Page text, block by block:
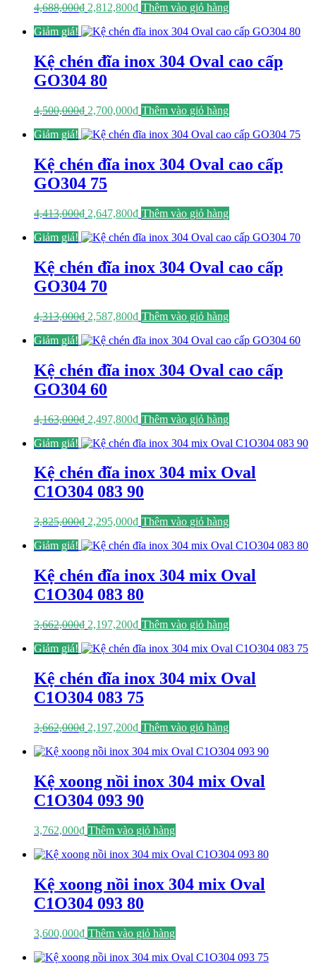
4,688,000₫ Giá
là:
2,812,800₫Giá
tại
2,812,800₫.
Thêm vào giỏ hàng
Giảm giá!
Kệ chén đĩa inox 304 Oval cao cấp
GO304 80
4,500,000₫ Giá
là:
2,700,000₫Giá
tại
2,700,000₫.
Thêm vào giỏ hàng
Giảm giá!
Kệ chén đĩa inox 304 Oval cao cấp
GO304 75
4,413,000₫ Giá
là:
2,647,800₫Giá
tại
2,647,800₫.
Thêm vào giỏ hàng
Giảm giá!
Kệ chén đĩa inox 304 Oval cao cấp
GO304 70
4,313,000₫ Giá
là:
2,587,800₫Giá
tại
2,587,800₫.
Thêm vào giỏ hàng
Giảm giá!
Kệ chén đĩa inox 304 Oval cao cấp
GO304 60
4,163,000₫ Giá
là:
2,497,800₫Giá
tại
2,497,800₫.
Thêm vào giỏ hàng
Giảm giá!
Kệ chén đĩa inox 304 mix Oval
C1O304 083 90
3,825,000₫ Giá
là:
2,295,000₫Giá
tại
2,295,000₫.
Thêm vào giỏ hàng
Giảm giá!
Kệ chén đĩa inox 304 mix Oval
C1O304 083 80
3,662,000₫ Giá
là:
2,197,200₫Giá
tại
2,197,200₫.
Thêm vào giỏ hàng
Giảm giá!
Kệ chén đĩa inox 304 mix Oval
C1O304 083 75
3,662,000₫ Giá
là:
2,197,200₫Giá
tại
2,197,200₫.
Thêm vào giỏ hàng
Kệ xoong nồi inox 304 mix Oval
C1O304 093 90
3,762,000₫ Thêm vào giỏ hàng
Kệ xoong nồi inox 304 mix Oval
C1O304 093 80
3,600,000₫ Thêm vào giỏ hàng